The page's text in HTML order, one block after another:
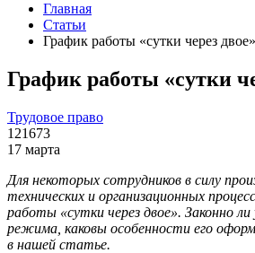
Главная
Статьи
График работы «сутки через двое»
График работы «сутки
Трудовое право
121673
17 марта
Для некоторых сотрудников в силу
технических и организационных
работы «сутки через двое». Законно
режима, каковы особенности его
в нашей статье.